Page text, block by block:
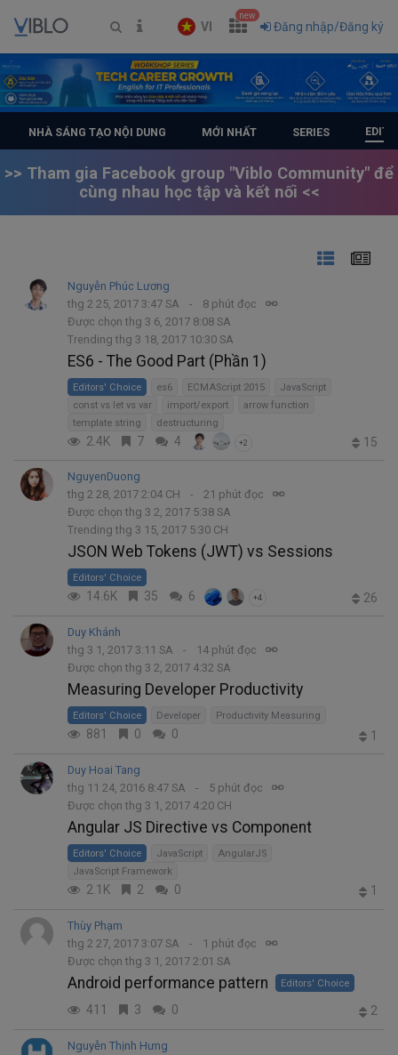
VI
new
Đăng nhập/Đăng ký
NHÀ SÁNG TẠO NỘI DUNG MỚI NHẤT SERIES
>> Tham gia Facebook group "Viblo Community" để
cùng nhau học tập và kết nối <<
Nguyễn Phúc Lương
thg 2 25, 2017 3:47 SA
8 phút đọc
Được chọn thg 3 6, 2017 8:08 SA
Trending thg 3 18, 2017 10:30 SA
ES6 - The Good Part (Phần 1)
Editors' Choice es6 ECMAScript 2015
JavaScript
const vs let vs var
import/export
arrow function
template string
destructuring
2.4K 7 4 +2 15
NguyenDuong
thg 2 28, 2017 2:04 CH
21 phút đọc
Được chọn thg 3 2, 2017 5:38 SA
Trending thg 3 15, 2017 5:30 CH
JSON Web Tokens (JWT) vs Sessions
Editors' Choice
14.6K 35 6 +4 26
Duy Khánh
thg 3 1, 2017 3:11 SA
14 phút đọc
Được chọn thg 3 2, 2017 4:32 SA
Measuring Developer Productivity
Editors' Choice Developer Productivity Measuring
881 0 0 1
Duy Hoai Tang
thg 11 24, 2016 8:47 SA
5 phút đọc
Được chọn thg 3 1, 2017 4:20 CH
Angular JS Directive vs Component
Editors' Choice JavaScript
AngularJS
JavaScript Framework
2.1K 2 0 1
Thùy Phạm
thg 2 27, 2017 3:07 SA
1 phút đọc
Được chọn thg 3 1, 2017 2:01 SA
Android performance pattern Editors' Choice
411 3 0 2
Nguyễn Thịnh Hưng